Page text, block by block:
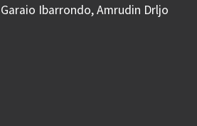
Ibarrondo, Amrudin Drljo